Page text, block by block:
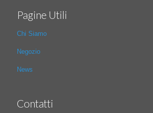
Pagine Utili
Chi Siamo
Negozio
News
Contatti